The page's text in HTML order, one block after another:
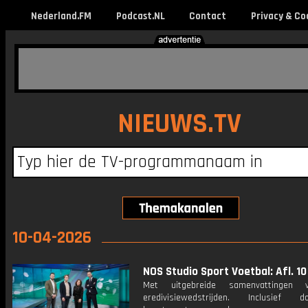
Nederland.FM Podcast.NL Contact Privacy &
NIEUWS.TV
10-04-2026
NOS Studio Sport Voetbal: Afl. 10
Met uitgebreide samenvattingen
eredivisiewedstrijden. Inclusief